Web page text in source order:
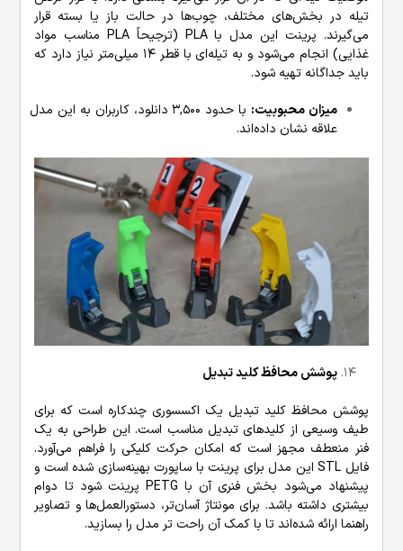
تیله در بخش‌های مختلف، چوب‌ها در حالت باز یا بسته قرار
می‌گیرند. پرینت این مدل با PLA (ترجیحاً PLA مناسب مواد
غذایی) انجام می‌شود و به تیله‌ای با قطر 14 میلی‌متر نیاز دارد که
باید جداگانه تهیه شود.
میزان محبوبیت:
با حدود 3,500 دانلود، کاربران به این مدل
علاقه نشان داده‌اند.
پوشش محافظ کلید تبدیل
پوشش محافظ کلید تبدیل یک اکسسوری چندکاره است که برای
طیف وسیعی از کلیدهای تبدیل مناسب است. این طراحی به یک
فنر منعطف مجهز است که امکان حرکت کلیکی را فراهم می‌آورد.
فایل STL این مدل برای پرینت با ساپورت بهینه‌سازی شده است و
پیشنهاد می‌شود بخش فنری آن با PETG پرینت شود تا دوام
بیشتری داشته باشد. برای مونتاژ آسان‌تر، دستورالعمل‌ها و تصاویر
راهنما ارائه شده‌اند تا با کمک آن راحت تر مدل را بسازید.